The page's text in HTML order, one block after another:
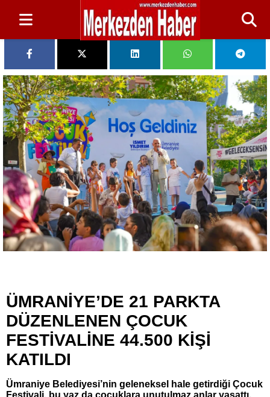
ÜMRANİYE’DE 21 PARKTA
DÜZENLENEN ÇOCUK
FESTİVALİNE 44.500 KİŞİ
KATILDI
Ümraniye Belediyesi’nin geleneksel hale getirdiği Çocuk
Festivali, bu yaz da çocuklara unutulmaz anlar yaşattı.